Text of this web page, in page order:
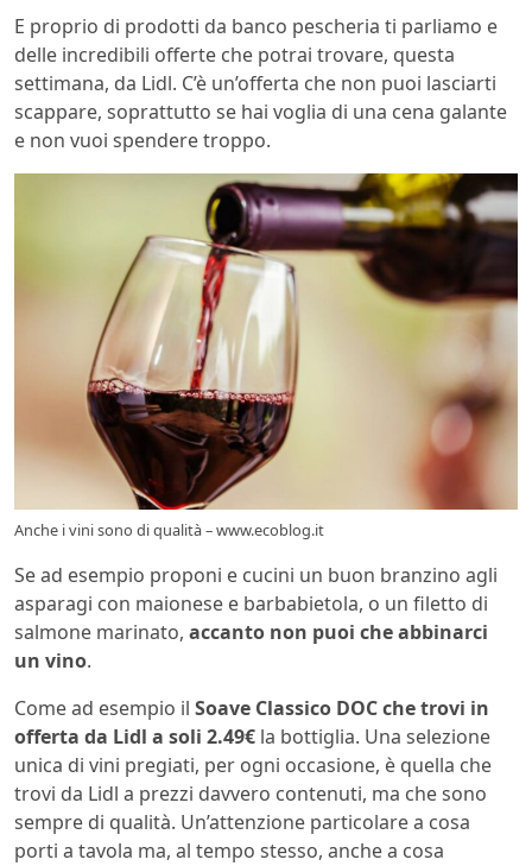
E proprio di prodotti da banco pescheria ti parliamo e
delle incredibili offerte che potrai trovare, questa
settimana, da Lidl. C’è un’offerta che non puoi lasciarti
scappare, soprattutto se hai voglia di una cena galante
e non vuoi spendere troppo.
Anche i vini sono di qualità – www.ecoblog.it
Se ad esempio proponi e cucini un buon branzino agli
asparagi con maionese e barbabietola, o un filetto di
salmone marinato, accanto non puoi che abbinarci
un vino.
Come ad esempio il Soave Classico DOC che trovi in
offerta da Lidl a soli 2.49€ la bottiglia. Una selezione
unica di vini pregiati, per ogni occasione, è quella che
trovi da Lidl a prezzi davvero contenuti, ma che sono
sempre di qualità. Un’attenzione particolare a cosa
porti a tavola ma, al tempo stesso, anche a cosa